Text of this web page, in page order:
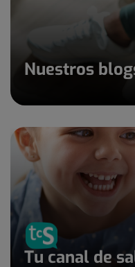
Nuestros
Tu canal de